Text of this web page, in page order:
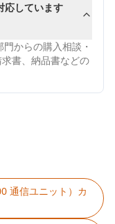
応しています
からの購入相談・
書、納品書などの
通信ユニット） カ